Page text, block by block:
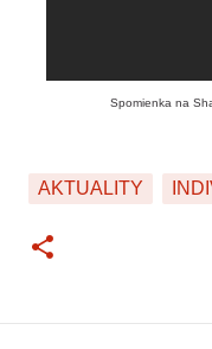
Spomienka na
AKTUALITY